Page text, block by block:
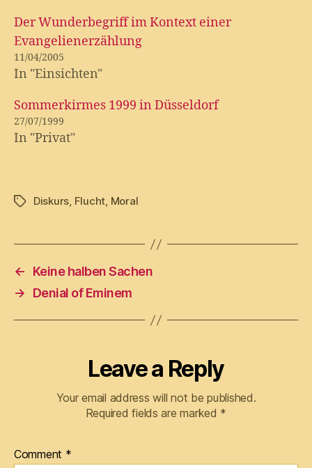
Der Wunderbegriff im Kontext einer
Evangelienerzählung
11/04/2005
In "Einsichten"
Sommerkirmes 1999 in Düsseldorf
27/07/1999
In "Privat"
TagsDiskurs, Flucht, Moral
←
Keine halben Sachen
→
Denial of Eminem
Leave a Reply
Your email address will not be published.
Required fields are marked *
Comment *